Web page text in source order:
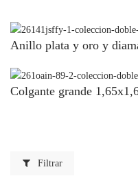
Anillo plata y oro y
Colgante grande
Filtrar